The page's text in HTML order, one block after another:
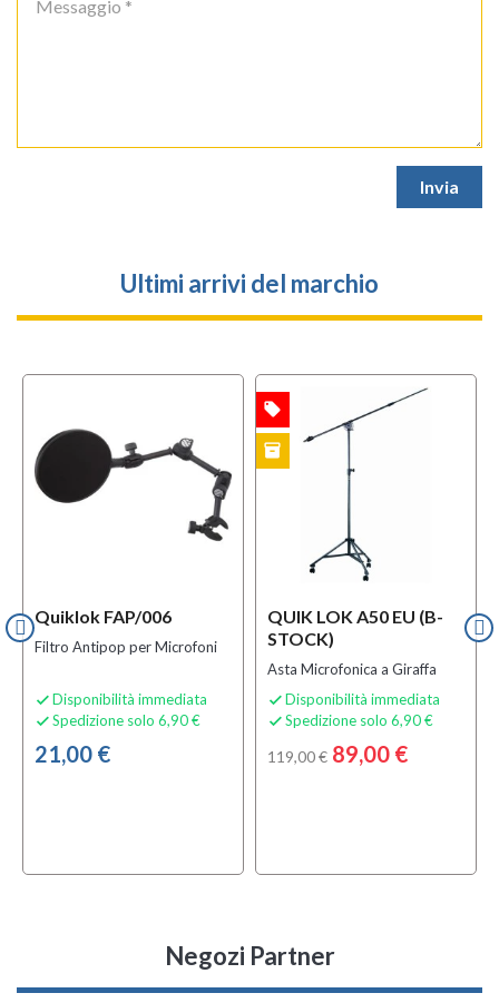
Ultimi arrivi del marchio
Quiklok FAP/006
Filtro Antipop per Microfoni
 Disponibilità immediata
 Spedizione solo 6,90 €
21,00 €
QUIK LOK A50 EU (B-
STOCK)
Asta Microfonica a Giraffa
 Disponibilità immediata
 Spedizione solo 6,90 €
119,00 € 89,00 €
local_offer
B-STOCK inventory
Negozi Partner